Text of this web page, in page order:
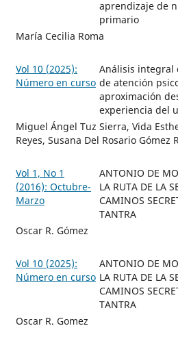
aprendizaje de
primario
María Cecilia Roma
Vol 10 (2025):
Número en curso
Análisis integral
de atención
aproximación
experiencia del
Miguel Ángel Tuz Sierra, Vida
Reyes, Susana Del Rosario
Vol 1, No 1
(2016): Octubre-
Marzo
ANTONIO DE
LA RUTA DE LA
CAMINOS
TANTRA
Oscar R. Gómez
Vol 10 (2025):
Número en curso
ANTONIO DE
LA RUTA DE LA
CAMINOS
TANTRA
Oscar R. Gomez